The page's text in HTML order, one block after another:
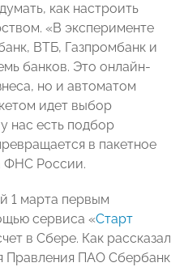
как настроить
«В эксперименте
ВТБ, Газпромбанк и
банков. Это онлайн-
но и автоматом
идет выбор
нас есть подбор
в пакетное
ФНС России.
1 марта первым
сервиса «Старт
в Сбере. Как рассказал
Правления ПАО Сбербанк